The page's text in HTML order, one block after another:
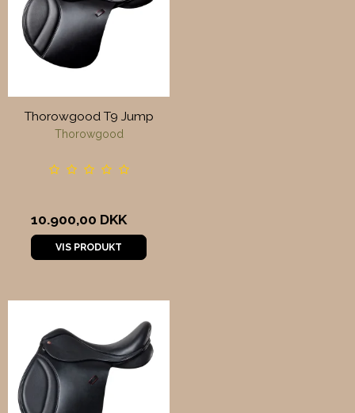
Thorowgood T9 Jump
Thorowgood
10.900,00 DKK
VIS PRODUKT